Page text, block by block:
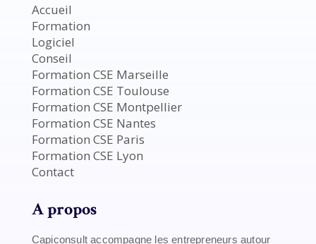
Accueil
Formation
Logiciel
Conseil
Formation CSE Marseille
Formation CSE Toulouse
Formation CSE Montpellier
Formation CSE Nantes
Formation CSE Paris
Formation CSE Lyon
Contact
A propos
Capiconsult accompagne les entrepreneurs autour